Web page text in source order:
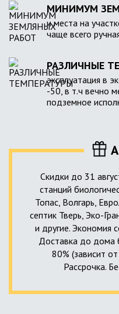
МИНИМУМ
и места на
чаще всего
РАЗЛИЧНЫЕ
эксплуатация в
-50, в т.ч вечно
подземное
Скидки до 31
станций
Топас, Волгарь,
септик Тверь, Эко-
и другие. Экономия
Доставка до дома
80% (зависит
Рассрочка.